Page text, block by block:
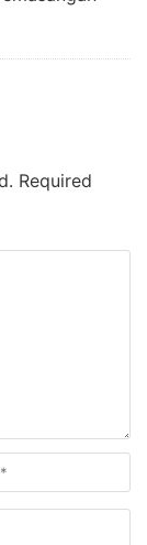
Required